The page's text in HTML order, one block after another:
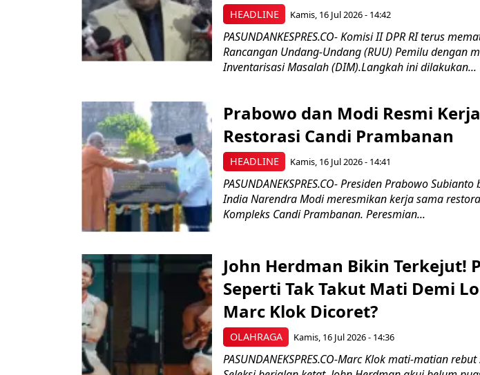
HEADLINE Kamis, 16 Jul 2026 - 14:42
PASUNDANKESPRES.CO- Komisi II DPR RI terus
Rancangan Undang-Undang (RUU) Pemilu dengan
Inventarisasi Masalah (DIM).Langkah ini dilakukan...
HEADLINE
Prabowo dan Modi Resmi
Restorasi Candi Prambanan
Kamis, 16 Jul 2026 - 14:41
PASUNDANEKSPRES.CO- Presiden Prabowo
India Narendra Modi meresmikan kerja sama
Kompleks Candi Prambanan. Peresmian...
OLAHRAGA
John Herdman Bikin Terkejut!
Seperti Tak Takut Mati Demi
Marc Klok Dicoret?
Kamis, 16 Jul 2026 - 14:36
PASUNDANEKSPRES.CO-Marc Klok mati-matian